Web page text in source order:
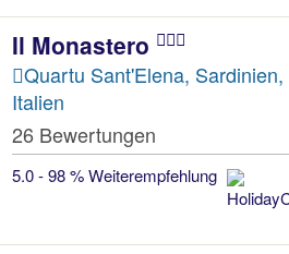
Il Monastero
Quartu Sant'Elena, Sardinien,
Italien
26 Bewertungen
5.0 - 98 % Weiterempfehlung